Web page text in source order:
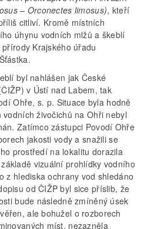
– Orconectes limosus), kteří
citliví. Kromě místních
úhynu vodních mlžů a škeblí
Krajského úřadu
byl nahlášen jak České
v Ústí nad Labem, tak
Ohře, s. p. Situace byla hodně
živočichů na Ohři nebyl
Zatímco zástupci Povodí Ohře
jakosti vody a snažili se
prostředí na lokalitu dorazila
vizuální prohlídky vodního
z hlediska ochrany vod shledáno
od ČIŽP byl sice příslib, že
bude následně zmíněný úsek
ale bohužel o rozborech
míst, nezazněla